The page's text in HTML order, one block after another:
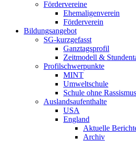
Fördervereine
Ehemaligenverein
Förderverein
Bildungsangebot
SG-kurzgefasst
Ganztagsprofil
Zeitmodell &
Profilschwerpunkte
MINT
Umweltschule
Schule ohne Rassismus
Auslandsaufenthalte
USA
England
Aktuelle
Archiv